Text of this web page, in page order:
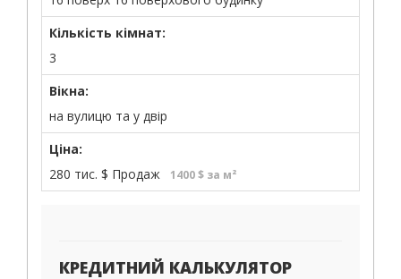
Кількість кімнат:
3
Вікна:
на вулицю та у двір
Ціна:
280 тис. $ Продаж 1400 $ за м²
КРЕДИТНИЙ КАЛЬКУЛЯТОР